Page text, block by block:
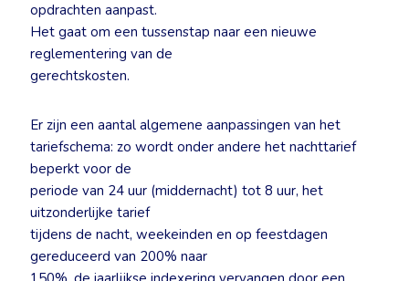
opdrachten aanpast.
Het gaat om een tussenstap naar een nieuwe
reglementering van de
gerechtskosten.
Er zijn een aantal algemene aanpassingen van het
tariefschema: zo wordt onder andere het nachttarief
beperkt voor de
periode van 24 uur (middernacht) tot 8 uur, het
uitzonderlijke tarief
tijdens de nacht, weekeinden en op feestdagen
gereduceerd van 200% naar